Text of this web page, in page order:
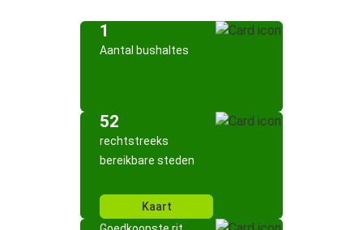
1
Aantal bushaltes
52
rechtstreeks
bereikbare steden
Kaart